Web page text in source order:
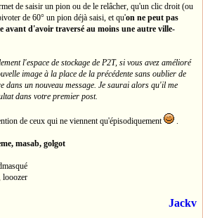
de saisir un pion ou de le relâcher, qu'un clic droit (ou
de 60° un pion déjà saisi, et qu'on ne peut pas
avant d'avoir traversé au moins une autre ville-
l'espace de stockage de P2T, si vous avez amélioré
image à la place de la précédente sans oublier de
dans un nouveau message. Je saurai alors qu'il me
dans votre premier post.
de ceux qui ne viennent qu'épisodiquement
masab, golgot
Jackv